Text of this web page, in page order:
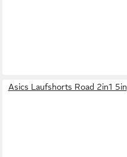
Asics Laufshorts Road 2in1 5in